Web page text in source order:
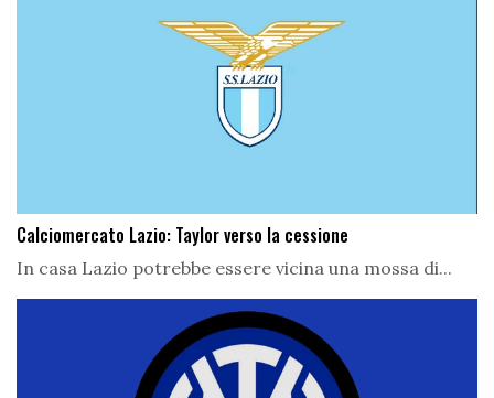
Calciomercato Lazio: Taylor verso la cessione
In casa Lazio potrebbe essere vicina una mossa di...